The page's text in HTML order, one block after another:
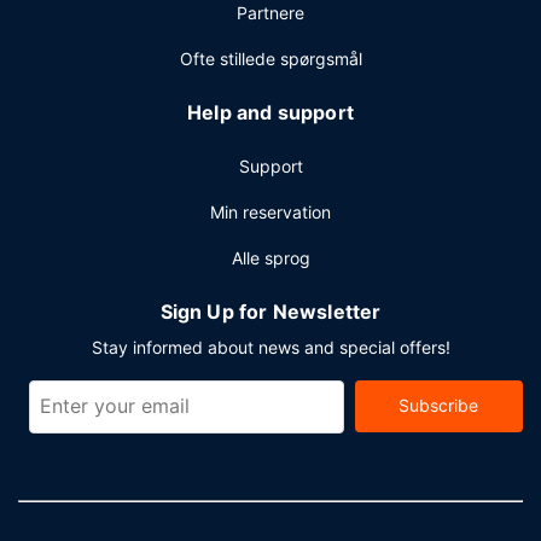
Gæsterne har blandt andet adgang til et forretningscenter,
limousine- eller luksusbilservice og gratis aviser i lobbyen.
Planlægger du et arrangement i Bangkok? På dette hotel
er der et område på 1972 kvadratmeter til rådighed,
Lufthavnstransport tur-retur er til rådighed mod et
tillægsgebyr (døgnet rundt), og gratis parkeringsservice
Partnere
Ofte stillede spørgsmål
Help and support
Support
Min reservation
Alle sprog
Sign Up for Newsletter
Stay informed about news and special offers!
Subscribe